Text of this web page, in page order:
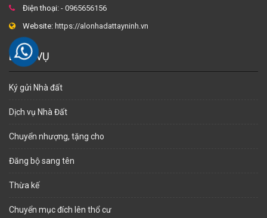
Điện thoại: - 0965656156
Website: https://alonhadattayninh.vn
DỊCH VỤ
Ký gửi Nhà đất
Dịch vụ Nhà Đất
Chuyển nhượng, tặng cho
Đăng bộ sang tên
Thừa kế
Chuyển mục đích lên thổ cư